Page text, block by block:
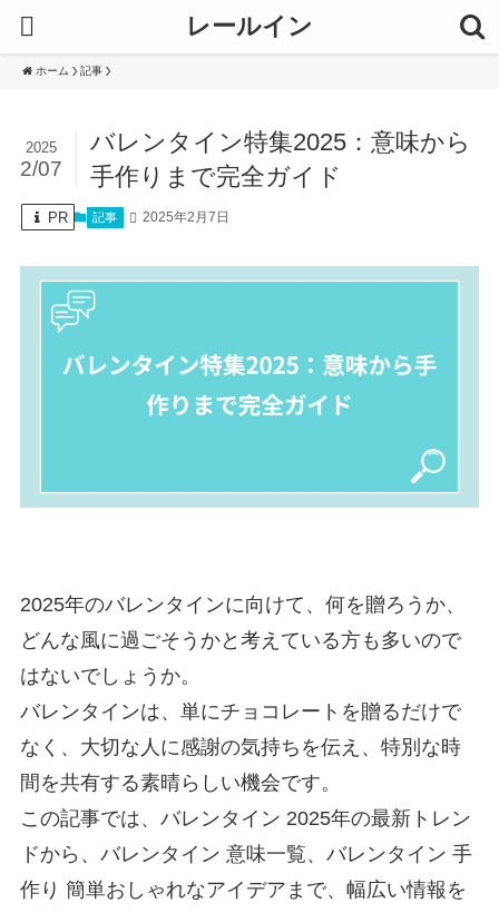
レールイン
ホーム 記事
バレンタイン特集2025：意味から
手作りまで完全ガイド
2025
2/07
PR 記事 2025年2月7日
2025年のバレンタインに向けて、何を贈ろうか、
どんな風に過ごそうかと考えている方も多いので
はないでしょうか。
バレンタインは、単にチョコレートを贈るだけで
なく、大切な人に感謝の気持ちを伝え、特別な時
間を共有する素晴らしい機会です。
この記事では、バレンタイン 2025年の最新トレン
ドから、バレンタイン 意味一覧、バレンタイン 手
作り 簡単おしゃれなアイデアまで、幅広い情報を